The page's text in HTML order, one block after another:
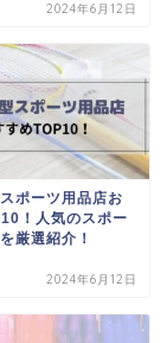
2024年6月12日
ポーツ用品店お
！人気のスポー
厳選紹介！
2024年6月12日